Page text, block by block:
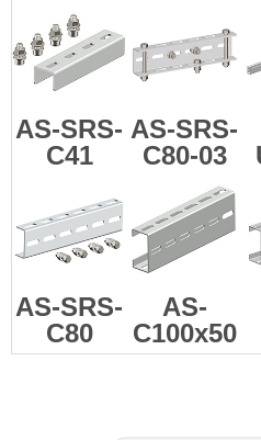
AS-SRS-
C41
AS-SRS-
C80-03
AS-SRS-
C80
AS-
C100x50